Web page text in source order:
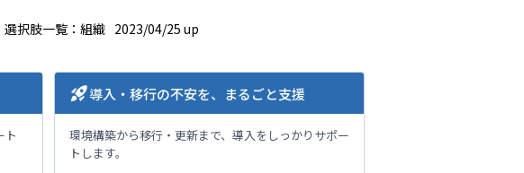
選択肢一覧：組織 2023/04/25 up
ト
rocket_launch導入・移行の不安を、まるごと支援
環境構築から移行・更新まで、導入をしっかりサポー
トします。